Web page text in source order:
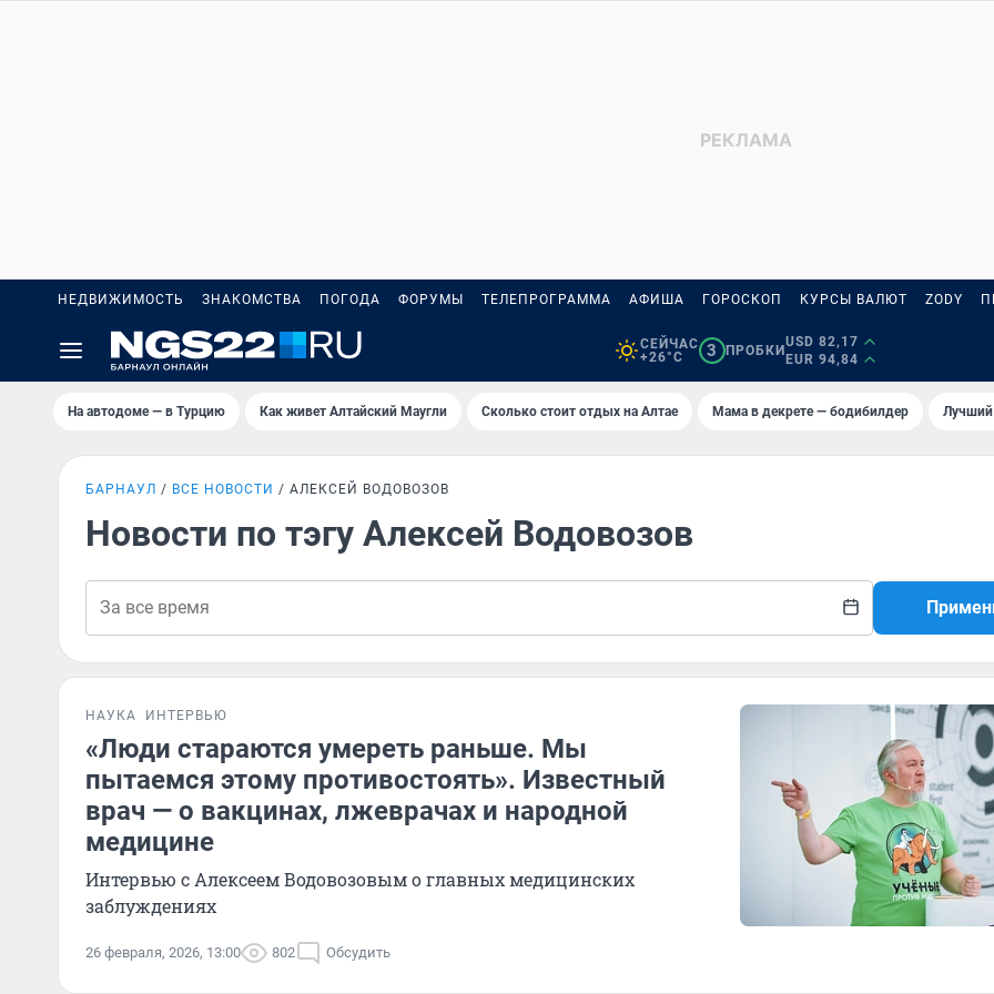
НЕДВИЖИМОСТЬ ЗНАКОМСТВА ПОГОДА ФОРУМЫ ТЕЛЕПРОГРАММА АФИША ГОРОСКОП КУРСЫ ВАЛЮТ ZODY
СЕЙЧАС
+26°C
3 ПРОБКИ
USD 82,17
EUR 94,84
На автодоме — в Турцию Как живет Алтайский Маугли Сколько стоит отдых на Алтае Мама в декрете — бодибилдер
БАРНАУЛ ВСЕ НОВОСТИ АЛЕКСЕЙ ВОДОВОЗОВ
Новости по тэгу Алексей Водовозов
НАУКА ИНТЕРВЬЮ
«Люди стараются умереть раньше. Мы
пытаемся этому противостоять». Известный
врач — о вакцинах, лжеврачах и народной
медицине
Интервью с Алексеем Водовозовым о главных медицинских
заблуждениях
26 февраля, 2026, 13:00 802 Обсудить